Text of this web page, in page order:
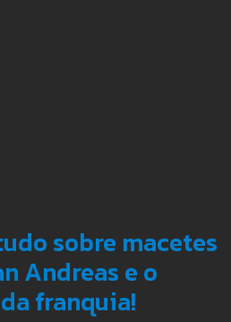
sobre macetes
Andreas e o
franquia!